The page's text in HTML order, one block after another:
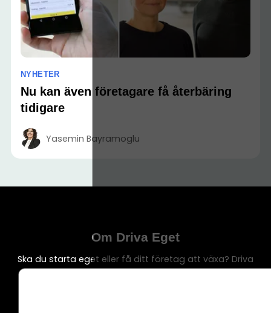
NYHETER
Nu kan även företagare få återbäring
tidigare
Yasemin Bayramoglu
Om Driva Eget
Ska du starta eget eller få ditt företag att växa? Driva